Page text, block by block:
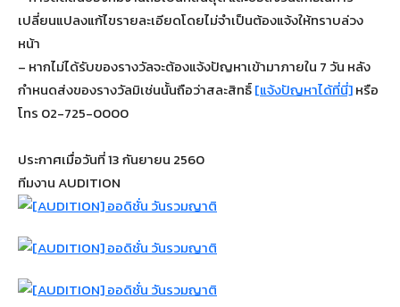
เปลี่ยนแปลงแก้ไขรายละเอียดโดยไม่จำเป็นต้องแจ้งให้ทราบล่วง
หน้า
– หากไม่ได้รับของรางวัลจะต้องแจ้งปัญหาเข้ามาภายใน 7 วัน หลัง
กำหนดส่งของรางวัลมิเช่นนั้นถือว่าสละสิทธิ์[แจ้งปัญหาได้ที่นี่]หรือ
โทร 02-725-0000
ประกาศเมื่อวันที่ 13 กันยายน 2560
ทีมงาน AUDITION